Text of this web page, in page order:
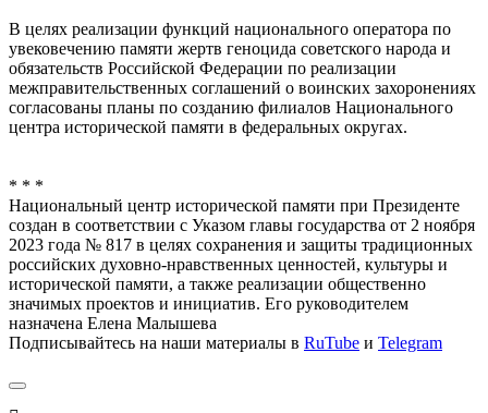
В целях реализации функций национального оператора по
увековечению памяти жертв геноцида советского народа и
обязательств Российской Федерации по реализации
межправительственных соглашений о воинских захоронениях
согласованы планы по созданию филиалов Национального
центра исторической памяти в федеральных округах.
* * *
Национальный центр исторической памяти при Президенте
создан в соответствии с Указом главы государства от 2 ноября
2023 года № 817 в целях сохранения и защиты традиционных
российских духовно-нравственных ценностей, культуры и
исторической памяти, а также реализации общественно
значимых проектов и инициатив. Его руководителем
назначена Елена Малышева
Подписывайтесь на наши материалы в RuTube и Telegram